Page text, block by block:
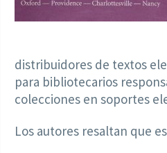
distribuidores de textos
para bibliotecarios
colecciones en soportes
Los autores resaltan que